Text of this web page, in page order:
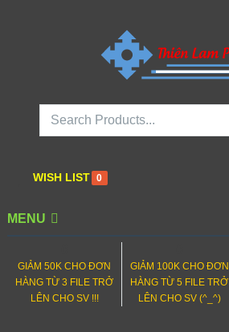
WISH LIST 0
MENU
GIẢM 50K CHO ĐƠN
HÀNG TỪ 3 FILE TRỞ
LÊN CHO SV !!!
GIẢM 100K CHO ĐƠN
HÀNG TỪ 5 FILE TRỞ
LÊN CHO SV (^_^)